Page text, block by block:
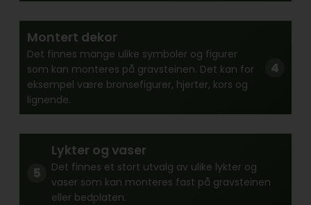
Montert dekor
Det finnes mange ulike symboler og figurer
som kan monteres på gravsteinen. Det kan for
eksempel være bronsefigurer, hjerter, kors og
lignende.
Lykter og vaser
Det finnes et stort utvalg av ulike lykter og
vaser som kan monteres fast på gravsteinen
eller bedplaten.